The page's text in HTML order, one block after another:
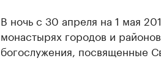
В ночь с 30 апреля на 1 мая
монастырях городов и
богослужения, посвященные